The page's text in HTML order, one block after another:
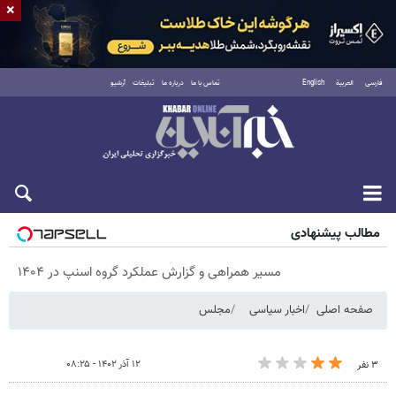
فارسی العربية English تماس با ما درباره ما تبلیغات آرشیو
شنبه ۱۷ مرداد ۱۴۰۵
مطالب پیشنهادی
مسیر همراهی و گزارش عملکرد گروه اسنپ در ۱۴۰۴
صفحه اصلی اخبار سیاسی مجلس
۳ نفر ۱۲ آذر ۱۴۰۲ - ۰۸:۲۵
×